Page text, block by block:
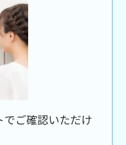
ご確認いただけ